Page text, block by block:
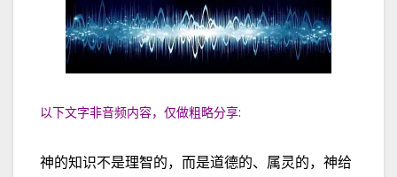
以下文字非音频内容，仅做粗略分享:
神的知识不是理智的，而是道德的、属灵的，神给